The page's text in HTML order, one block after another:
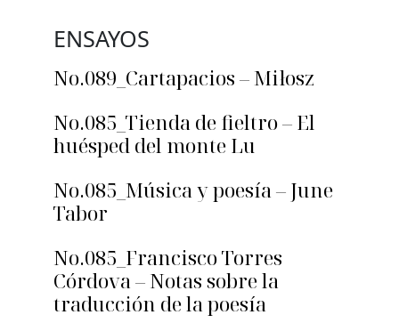
ENSAYOS
No.089_Cartapacios – Miłosz
No.085_Tienda de fieltro – El
huésped del monte Lu
No.085_Música y poesía – June
Tabor
No.085_Francisco Torres
Córdova – Notas sobre la
traducción de la poesía